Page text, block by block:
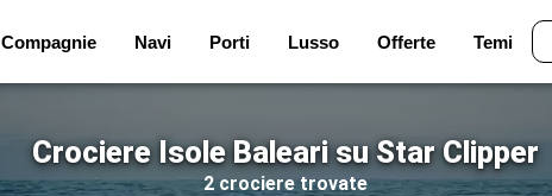
Compagnie Navi Porti Lusso Offerte Temi
Crociere Isole Baleari su Star Clipper
2 crociere trovate